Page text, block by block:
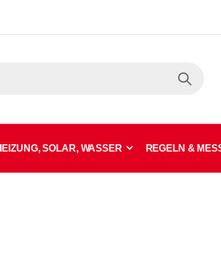
SOLAR, WASSER REGELN &